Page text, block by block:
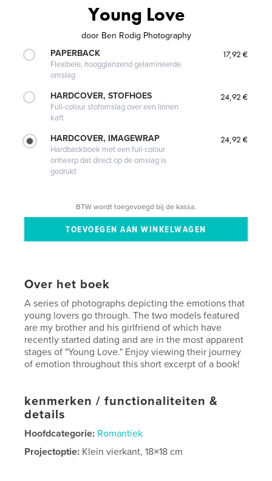
Young Love
door Ben Rodig Photography
PAPERBACK
Flexibele, hoogglanzend gelamineerde
omslag
17,92 €
HARDCOVER, STOFHOES
Full-colour stofomslag over een linnen
kaft
24,92 €
HARDCOVER, IMAGEWRAP
Hardbackboek met een full-colour
ontwerp dat direct op de omslag is
gedrukt
24,92 €
BTW wordt toegevoegd bij de kassa.
Over het boek
A series of photographs depicting the emotions that
young lovers go through. The two models featured
are my brother and his girlfriend of which have
recently started dating and are in the most apparent
stages of "Young Love." Enjoy viewing their journey
of emotion throughout this short excerpt of a book!
kenmerken / functionaliteiten &
details
Hoofdcategorie: Romantiek
Projectoptie: Klein vierkant, 18×18 cm
Aantal pagina's: